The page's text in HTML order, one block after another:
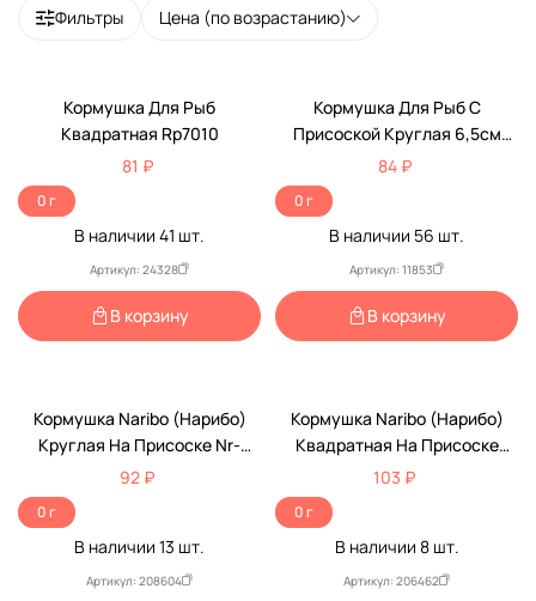
Фильтры Цена (по возрастанию)
Кормушка Для Рыб
Квадратная Rp7010
81 ₽
0 г
В наличии 41 шт.
Артикул: 24328
В корзину
Кормушка Для Рыб С
Присоской Круглая 6,5см
Дарелэнд Rp7012
84 ₽
0 г
В наличии 56 шт.
Артикул: 11853
В корзину
Кормушка Naribo (Нарибо)
Круглая На Присоске Nr-
662500 Пластик
92 ₽
0 г
В наличии 13 шт.
Артикул: 208604
Кормушка Naribo (Нарибо)
Квадратная На Присоске
Пластик Nr-662517
103 ₽
0 г
В наличии 8шт.
Артикул: 206462